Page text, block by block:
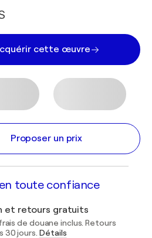
cette œuvre
Proposer un prix
toute confiance
et retours gratuits
de douane inclus. Retours
30 jours. Détails